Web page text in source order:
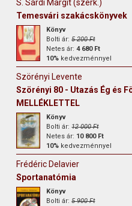
S. Sárdi Margit (szerk.)
Temesvári szakácskönyvek
Könyv
Bolti ár:5 200 Ft
Netes ár:4 680 Ft
10% kedvezménnyel
Szörényi Levente
Szörényi 80 - Utazás Ég és
MELLÉKLETTEL
Könyv
Bolti ár:12 000 Ft
Netes ár: 10 800 Ft
10% kedvezménnyel
Frédéric Delavier
Sportanatómia
Könyv
Bolti ár:5 900 Ft